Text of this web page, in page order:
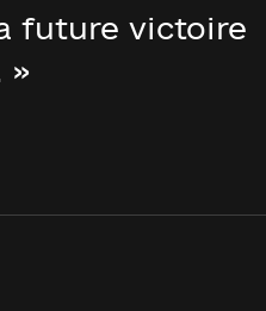
future victoire
»